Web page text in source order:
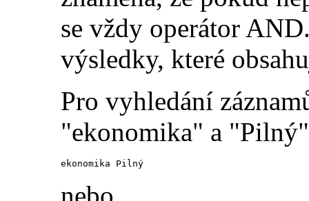
se vždy operátor
výsledky, které
Pro vyhledání
"ekonomika" a
ekonomika Pilný
nebo